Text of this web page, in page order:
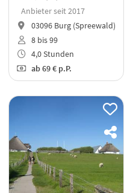
Anbieter seit 2017
03096 Burg (Spreewald)
8 bis 99
4,0 Stunden
ab69 € p.P.